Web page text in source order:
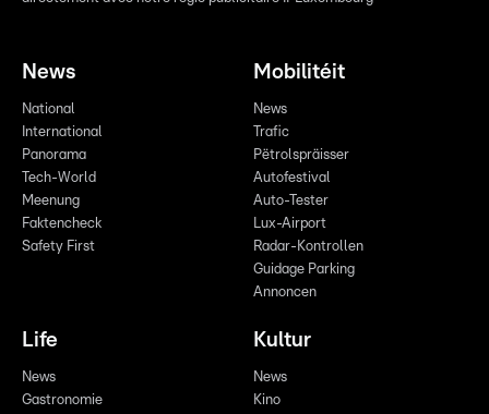
News
National
International
Panorama
Tech-World
Meenung
Faktencheck
Safety First
Mobilitéit
News
Trafic
Pëtrolspräisser
Autofestival
Auto-Tester
Lux-Airport
Radar-Kontrollen
Guidage Parking
Annoncen
Life
News
Gastronomie
Kultur
News
Kino